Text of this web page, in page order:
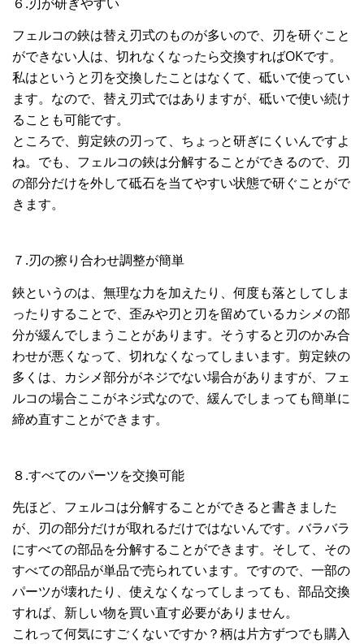
フェルコの鋏は替え刃式のものが多いので、刃を研ぐこと
ができない人は、切れなくなったら交換すればOKです。
私はというと刃を交換したことはなくて、砥いで使ってい
ます。なので、替え刃式ではありますが、砥いで使い続け
ることも可能です。
ところで、剪定鋏の刃って、ちょっと研ぎにくいんですよ
ね。でも、フェルコの鋏は分解することができるので、刃
の部分だけを外して砥石を当てやすい状態で研ぐことがで
きます。
７.刃の擦り合わせ調整が簡単
鋏というのは、無理な力を加えたり、何度も落としてしま
ったりすることで、歪みや刃と刃を留めているカシメの部
分が緩んでしまうことがあります。そうすると刃のかみ合
わせが悪くなって、切れなくなってしまいます。剪定鋏の
多くは、カシメ部分がネジでない場合がありますが、フェ
ルコの場合ここがネジ式なので、緩んでしまっても簡単に
締め直すことができます。
８.すべてのパーツを交換可能
先ほど、フェルコは分解することができると書きました
が、刃の部分だけが取れるだけではないんです。バラバラ
にすべての部品を分解することができます。そして、その
すべての部品が単品で売られています。ですので、一部の
パーツが壊れたり、使えなくなってしまっても、部品交換
すれば、新しい物を買い直す必要がありません。
これって何気にすごくないですか？柄は片方ずつでも購入